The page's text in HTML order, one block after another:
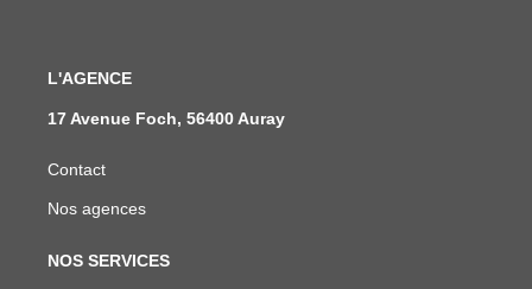
L'AGENCE
17 Avenue Foch, 56400 Auray
Contact
Nos agences
NOS SERVICES